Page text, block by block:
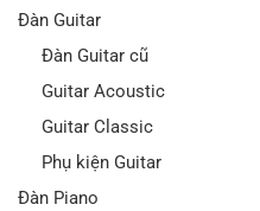
Đàn Guitar
Đàn Guitar cũ
Guitar Acoustic
Guitar Classic
Phụ kiện Guitar
Đàn Piano